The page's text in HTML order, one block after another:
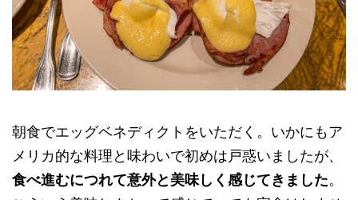
朝食でエッグベネディクトをいただく。いかにもア
メリカ的な料理と味わいで初めは戸惑いましたが、
食べ進むにつれて意外と美味しく感じてきました。